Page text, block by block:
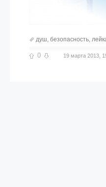
душ, безопасность,
0 19 марта 2013,